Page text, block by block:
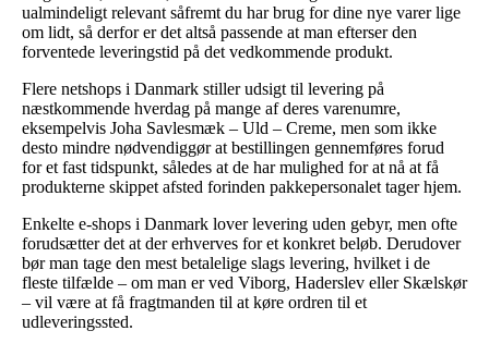
ualmindeligt relevant såfremt du har brug for dine nye varer lige
om lidt, så derfor er det altså passende at man efterser den
forventede leveringstid på det vedkommende produkt.
Flere netshops i Danmark stiller udsigt til levering på
næstkommende hverdag på mange af deres varenumre,
eksempelvis Joha Savlesmæk – Uld – Creme, men som ikke
desto mindre nødvendiggør at bestillingen gennemføres forud
for et fast tidspunkt, således at de har mulighed for at nå at få
produkterne skippet afsted forinden pakkepersonalet tager hjem.
Enkelte e-shops i Danmark lover levering uden gebyr, men ofte
forudsætter det at der erhverves for et konkret beløb. Derudover
bør man tage den mest betalelige slags levering, hvilket i de
fleste tilfælde – om man er ved Viborg, Haderslev eller Skælskør
– vil være at få fragtmanden til at køre ordren til et
udleveringssted.